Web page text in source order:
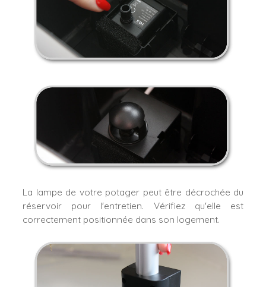
La lampe de votre potager peut être décrochée du
réservoir pour l'entretien. Vérifiez qu'elle est
correctement positionnée dans son logement.